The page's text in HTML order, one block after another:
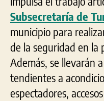
Subsecretaría de
municipio para
de la seguridad en la
Además, se llevarán
tendientes a
espectadores,